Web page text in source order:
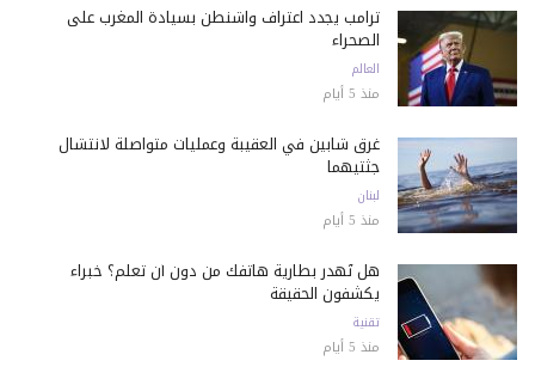
ترامب يجدد اعتراف واشنطن بسيادة المغرب على
الصحراء
العالم
منذ 5 أيام
غرق شابين في العقيبة وعمليات متواصلة لانتشال
جثتيهما
لبنان
منذ 5 أيام
هل تُهدر بطارية هاتفك من دون أن تعلم؟ خبراء
يكشفون الحقيقة
تقنية
منذ 5 أيام